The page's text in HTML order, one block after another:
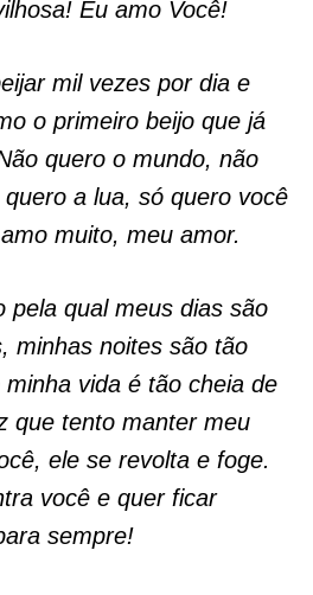
Eu amo Você!
mil vezes por dia e
o primeiro beijo que já
quero o mundo, não
a lua, só quero você
muito, meu amor.
pela qual meus dias são
minhas noites são tão
vida é tão cheia de
que tento manter meu
ele se revolta e foge.
você e quer ficar
sempre!